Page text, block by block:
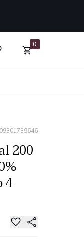
0
200
4